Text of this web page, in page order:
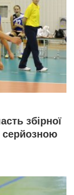
збірної
серйозною